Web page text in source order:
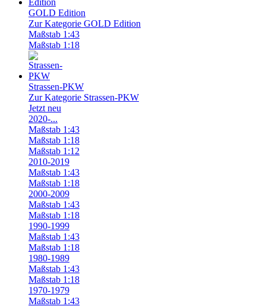
GOLD Edition
Zur Kategorie GOLD Edition
Maßstab 1:43
Maßstab 1:18
Strassen-PKW
Zur Kategorie Strassen-PKW
Jetzt neu
2020-...
Maßstab 1:43
Maßstab 1:18
Maßstab 1:12
2010-2019
Maßstab 1:43
Maßstab 1:18
2000-2009
Maßstab 1:43
Maßstab 1:18
1990-1999
Maßstab 1:43
Maßstab 1:18
1980-1989
Maßstab 1:43
Maßstab 1:18
1970-1979
Maßstab 1:43